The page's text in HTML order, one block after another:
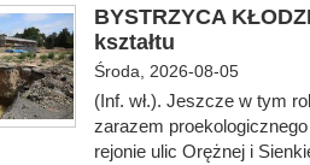
BYSTRZYCA
kształtu
Środa, 2026-08-05
(Inf. wł.). Jeszcze w tym
zarazem
rejonie ulic Orężnej i